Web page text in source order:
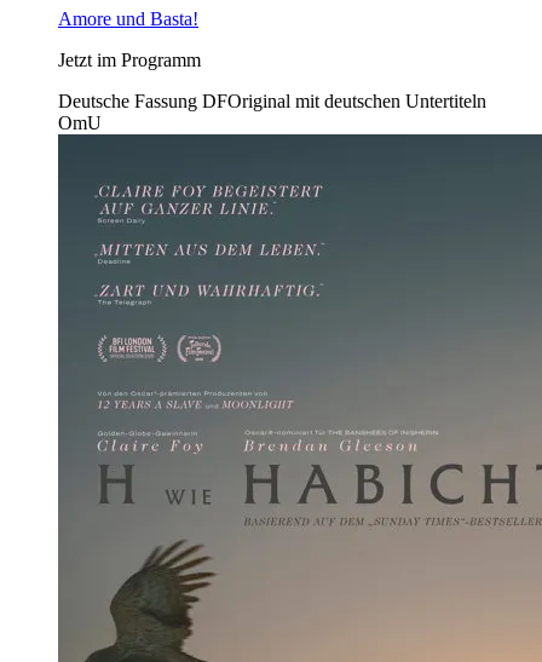
Amore und Basta!
Jetzt im Programm
Deutsche Fassung DFOriginal mit deutschen Untertiteln
OmU